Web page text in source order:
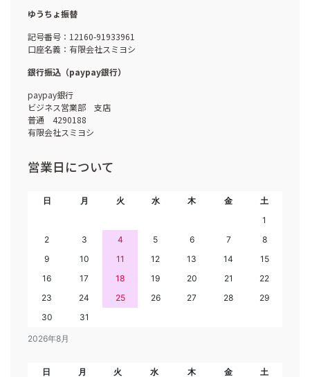
ゆうちょ振替
記号番号：12160-91933961
口座名義：有限会社スミヨシ
銀行振込（paypay銀行）
paypay銀行
ビジネス営業部 支店
普通 4290188
有限会社スミヨシ
営業日について
2026年8月
日 月 火 水 木 金
土
1
2
3 4 5 6 7
8
9
10 11 12 13 14
15
16
17 18 19 20 21
22
23
24 25 26 27 28
29
30
31
日 月 火 水 木 金 土